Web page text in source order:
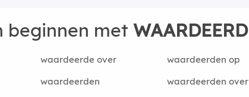
beginnen met WAARDEERD
waardeerde over
waardeerden op
waardeerden
waardeerden over